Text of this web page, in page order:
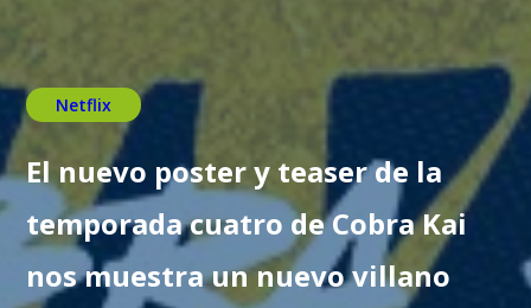
Netflix
El nuevo poster y teaser de la
temporada cuatro de Cobra Kai
nos muestra un nuevo villano